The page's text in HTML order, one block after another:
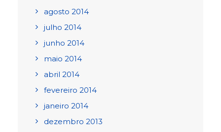
agosto 2014
julho 2014
junho 2014
maio 2014
abril 2014
fevereiro 2014
janeiro 2014
dezembro 2013